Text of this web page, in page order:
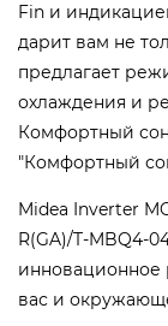
Fin и
дарит вам не
предлагает
охлаждения и
Комфортный
"Комфортный
Midea Inverter
R(GA)/T-MBQ4-
инновационное
вас и